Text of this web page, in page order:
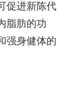
促进新陈代
脂肪的功
强身健体的